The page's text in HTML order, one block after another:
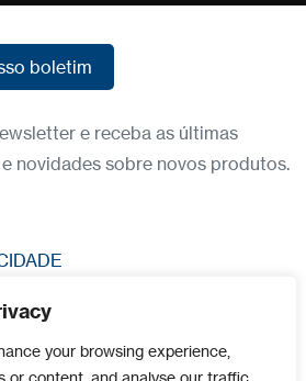
your browsing experience,
or content, and analyse our traffic.
boletim
e receba as últimas
novidades sobre novos produtos.